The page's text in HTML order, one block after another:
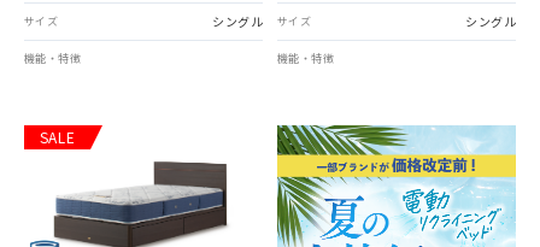
サイズ シングル
機能・特徴
サイズ シングル
機能・特徴
SALE